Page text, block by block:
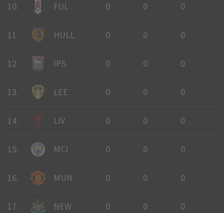
10. FUL 0 0 0
11. HULL 0 0 0
12. IPS 0 0 0
13. LEE 0 0 0
14. LIV 0 0 0
15. MCI 0 0 0
16. MUN 0 0 0
17. NEW 0 0 0